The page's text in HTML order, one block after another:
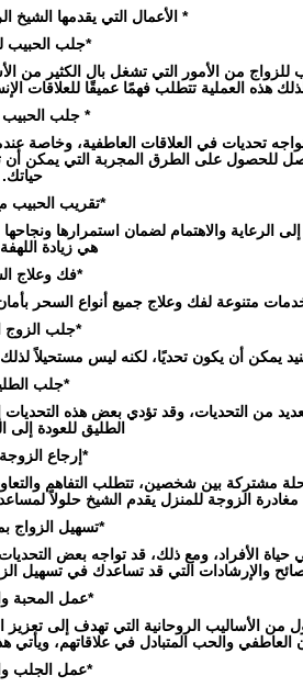
* الأعمال التي يقدمها الشيخ
*جلب الحبيب
للزواج من الأمور التي تشغل بال الكثير
هذه العملية تتطلب فهمًا عميقًا للعلاقات
* جلب الحبيب
تحديات في العلاقات العاطفية، وخاصة
للحصول على الطرق المجربة التي يمكن
حياتك.
*تقريب الحبيب
إلى الرعاية والاهتمام لضمان استمرارها
هي زيادة
*فك وعلاج
متنوعة لفك وعلاج جميع أنواع السحر
*جلب الزوج
يمكن أن يكون تحديًا، لكنه ليس مستحيلاً
*جلب
من التحديات، وقد تؤدي بعض هذه
الطليق للعودة إلى
*إرجاع الزوجة
رحلة مشتركة بين شخصين، تتطلب التفاهم
مغادرة الزوجة للمنزل يقدم الشيخ حلولاً
*تسهيل الزواج
الأفراد، ومع ذلك، قد تواجه بعض
والإرشادات التي قد تساعدك في تسهيل
*عمل المحبة
من الأساليب الروحانية التي تهدف إلى
العاطفي والحب المتبادل في علاقاتهم،
*عمل الجلب